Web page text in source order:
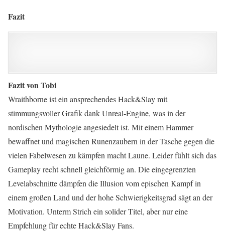
Fazit
Fazit von Tobi
Wraithborne ist ein ansprechendes Hack&Slay mit
stimmungsvoller Grafik dank Unreal-Engine, was in der
nordischen Mythologie angesiedelt ist. Mit einem Hammer
bewaffnet und magischen Runenzaubern in der Tasche gegen die
vielen Fabelwesen zu kämpfen macht Laune. Leider fühlt sich das
Gameplay recht schnell gleichförmig an. Die eingegrenzten
Levelabschnitte dämpfen die Illusion vom epischen Kampf in
einem großen Land und der hohe Schwierigkeitsgrad sägt an der
Motivation. Unterm Strich ein solider Titel, aber nur eine
Empfehlung für echte Hack&Slay Fans.